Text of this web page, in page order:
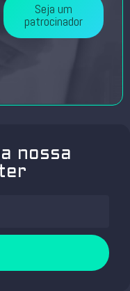
Seja um
patrocinador
nossa